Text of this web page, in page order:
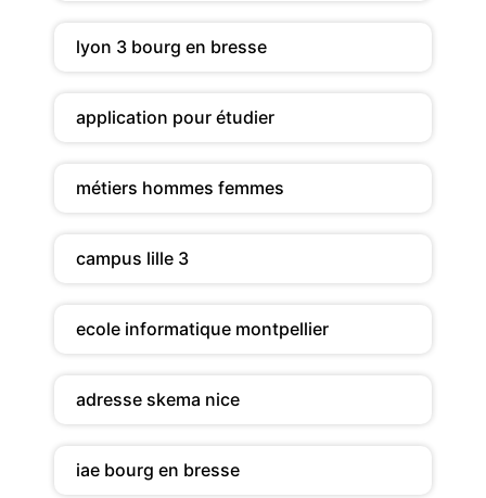
lyon 3 bourg en bresse
application pour étudier
métiers hommes femmes
campus lille 3
ecole informatique montpellier
adresse skema nice
iae bourg en bresse